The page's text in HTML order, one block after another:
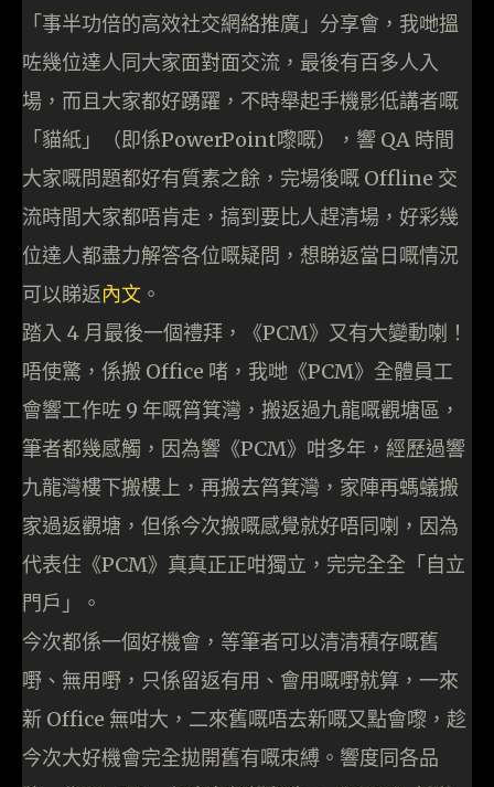
「事半功倍的高效社交網絡推廣」分享會，我哋搵
咗幾位達人同大家面對面交流，最後有百多人入
場，而且大家都好踴躍，不時舉起手機影低講者嘅
「貓紙」（即係PowerPoint嚟嘅），響 QA 時間
大家嘅問題都好有質素之餘，完場後嘅 Offline 交
流時間大家都唔肯走，搞到要比人趕清場，好彩幾
位達人都盡力解答各位嘅疑問，想睇返當日嘅情況
可以睇返內文 。
踏入 4 月最後一個禮拜，《PCM》又有大變動喇！
唔使驚，係搬 Office 啫，我哋《PCM》全體員工
會響工作咗 9 年嘅筲箕灣，搬返過九龍嘅觀塘區，
筆者都幾感觸，因為響《PCM》咁多年，經歷過響
九龍灣樓下搬樓上，再搬去筲箕灣，家陣再螞蟻搬
家過返觀塘，但係今次搬嘅感覺就好唔同喇，因為
代表住《PCM》真真正正咁獨立，完完全全「自立
門戶」。
今次都係一個好機會，等筆者可以清清積存嘅舊
嘢、無用嘢，只係留返有用、會用嘅嘢就算，一來
新 Office 無咁大，二來舊嘅唔去新嘅又點會嚟，趁
今次大好機會完全拋開舊有嘅朿縛。響度同各品